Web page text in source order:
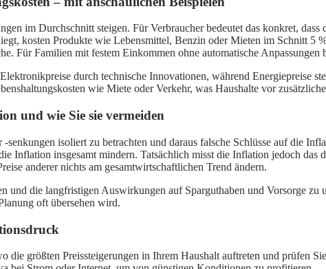
im Durchschnitt steigen. Für Verbraucher bedeutet das konkret,
kosten Produkte wie Lebensmittel, Benzin oder Mieten im Schnitt 5
Für Familien mit festem Einkommen ohne automatische Anpassungen
durch technische Innovationen, während Energiepreise
wie Miete oder Verkehr, was Haushalte vor
und wie Sie sie vermeiden
senkungen isoliert zu betrachten und daraus falsche Schlüsse auf die
Inflation insgesamt mindern. Tatsächlich misst die Inflation jedoch
anderer nichts am gesamtwirtschaftlichen Trend ändern.
die langfristigen Auswirkungen auf Sparguthaben und Vorsorge zu
oft übersehen wird.
die größten Preissteigerungen in Ihrem Haushalt auftreten und prüfen